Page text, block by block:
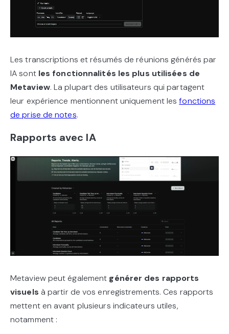
Les transcriptions et résumés de réunions générés par
IA sont les fonctionnalités les plus utilisées de
Metaview. La plupart des utilisateurs qui partagent
leur expérience mentionnent uniquement lesfonctions
de prise de notes.
Rapports avec IA
Metaview peut également générer des rapports
visuels à partir de vos enregistrements. Ces rapports
mettent en avant plusieurs indicateurs utiles,
notamment :